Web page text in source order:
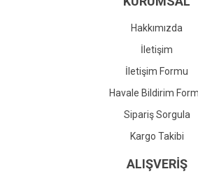
Gönder
Hakkımızda
İletişim
İletişim Formu
Havale Bildirim
Sipariş Sorgula
Kargo Takibi
ALIŞVERİŞ